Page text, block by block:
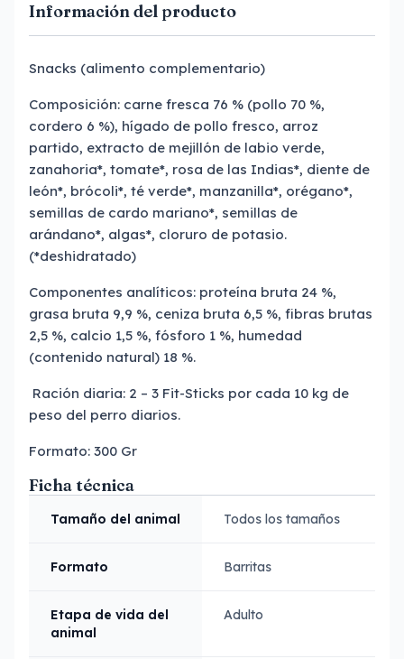
Información del producto
Snacks (alimento complementario)
Composición: carne fresca 76 % (pollo 70 %,
cordero 6 %), hígado de pollo fresco, arroz
partido, extracto de mejillón de labio verde,
zanahoria*, tomate*, rosa de las Indias*, diente de
león*, brócoli*, té verde*, manzanilla*, orégano*,
semillas de cardo mariano*, semillas de
arándano*, algas*, cloruro de potasio.
(*deshidratado)
Componentes analíticos: proteína bruta 24 %,
grasa bruta 9,9 %, ceniza bruta 6,5 %, fibras brutas
2,5 %, calcio 1,5 %, fósforo 1 %, humedad
(contenido natural) 18 %.
Ración diaria: 2 – 3 Fit-Sticks por cada 10 kg de
peso del perro diarios.
Formato: 300 Gr
Ficha técnica
Tamaño del animal Todos los tamaños
Formato Barritas
Etapa de vida del
animal
Adulto